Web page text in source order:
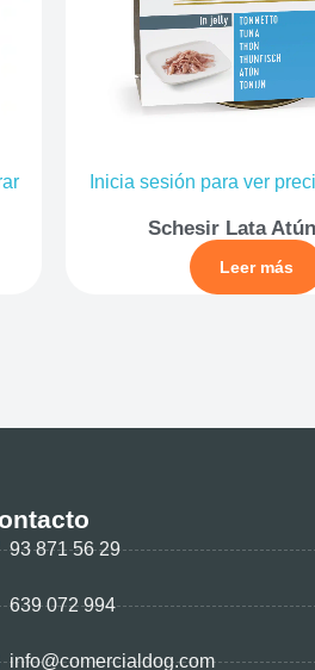
Inicia sesión para ver
Schesir Lata
Leer más
93 871 56 29
639 072 994
info@comercialdog.com